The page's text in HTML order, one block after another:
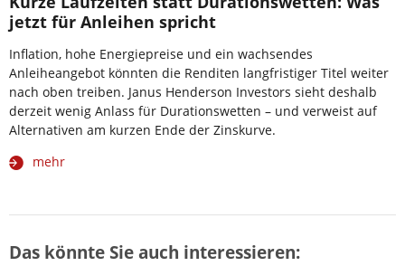
jetzt für Anleihen spricht
Inflation, hohe Energiepreise und ein wachsendes
Anleiheangebot könnten die Renditen langfristiger Titel weiter
nach oben treiben. Janus Henderson Investors sieht deshalb
derzeit wenig Anlass für Durationswetten – und verweist auf
Alternativen am kurzen Ende der Zinskurve.
mehr
Das könnte Sie auch interessieren: